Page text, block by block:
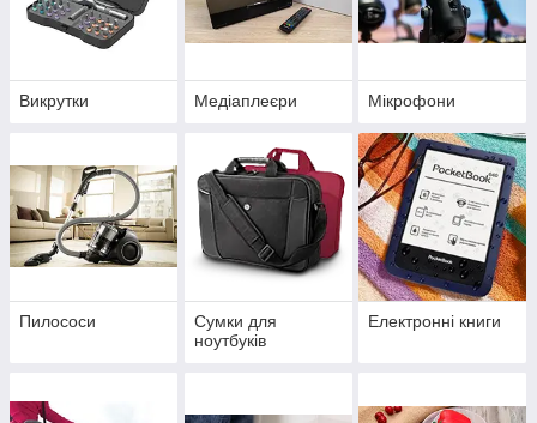
Викрутки Медіаплеєри Мікрофони
Пилососи
Сумки для
ноутбуків
Електронні книги